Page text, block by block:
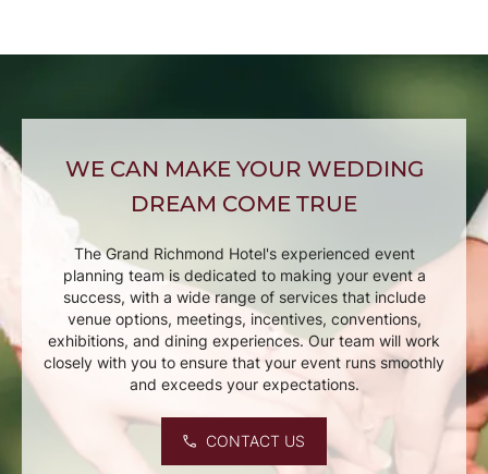
WE CAN MAKE YOUR WEDDING
DREAM COME TRUE
The Grand Richmond Hotel's experienced event
planning team is dedicated to making your event a
success, with a wide range of services that include
venue options, meetings, incentives, conventions,
exhibitions, and dining experiences. Our team will work
closely with you to ensure that your event runs smoothly
and exceeds your expectations.
CONTACT US